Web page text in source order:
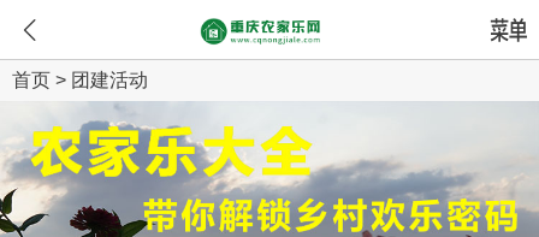
首页 > 团建活动